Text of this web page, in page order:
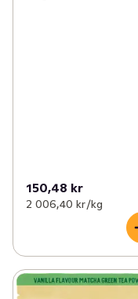
150,48 kr
2 006,40 kr /kg